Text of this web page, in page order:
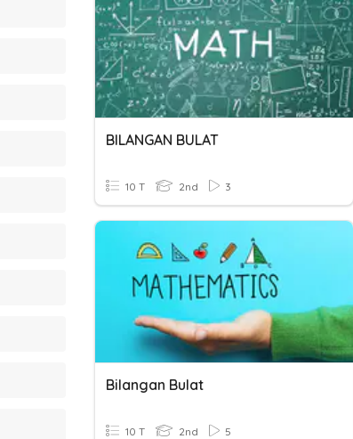
BILANGAN BULAT
10 T 2nd 3
Bilangan Bulat
10 T 2nd 5